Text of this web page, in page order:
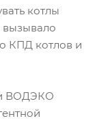
котлы
вызывало
КПД котлов и
ВОДЭКО